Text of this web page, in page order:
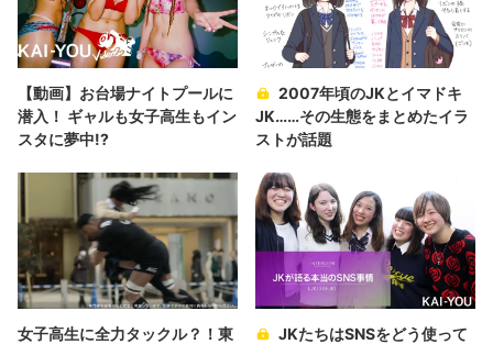
【動画】お台場ナイトプールに
潜入！ ギャルも女子高生もイン
スタに夢中!?
2007年頃のJKとイマドキ
JK……その生態をまとめたイラ
ストが話題
女子高生に全力タックル？！東
JKたちはSNSをどう使って